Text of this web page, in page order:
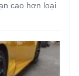
cao hơn loại